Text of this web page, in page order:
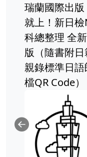
瑞蘭國際出
就上！新日
科總整理 全
版（隨書附
親錄標準日
檔QR Code）
Previous